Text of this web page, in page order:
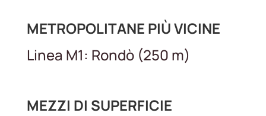
METROPOLITANE PIÙ VICINE
Linea M1: Rondò (250 m)
MEZZI DI SUPERFICIE